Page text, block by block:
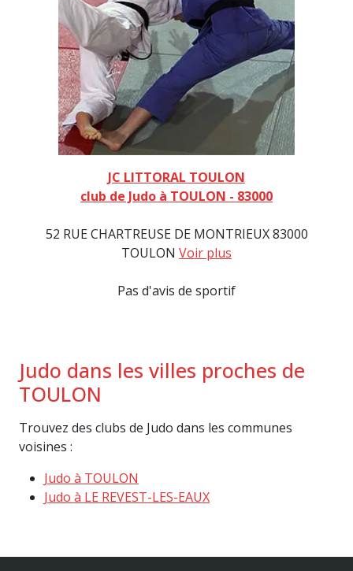
JC LITTORAL TOULON
club de Judo à TOULON - 83000
52 RUE CHARTREUSE DE MONTRIEUX 83000
TOULON Voir plus
Pas d'avis de sportif
Judo dans les villes proches de
TOULON
Trouvez des clubs de Judo dans les communes
voisines :
Judo à TOULON
Judo à LE REVEST-LES-EAUX